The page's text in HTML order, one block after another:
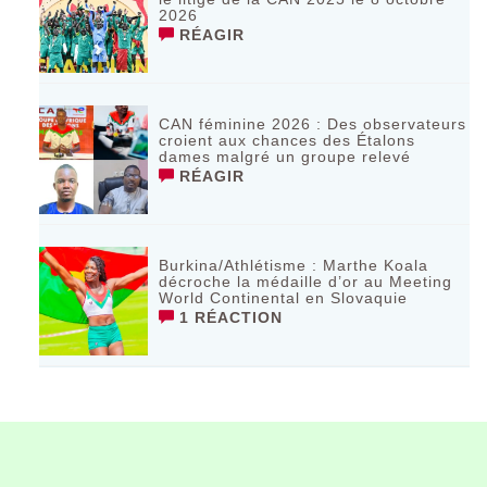
2026
RÉAGIR
CAN féminine 2026 : Des observateurs
croient aux chances des Étalons
dames malgré un groupe relevé
RÉAGIR
Burkina/Athlétisme : Marthe Koala
décroche la médaille d’or au Meeting
World Continental en Slovaquie ‎
1 RÉACTION